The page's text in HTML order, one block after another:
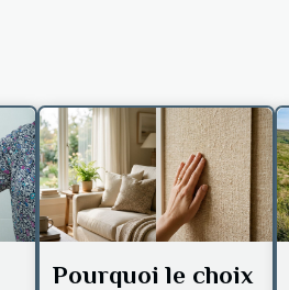
Pourquoi le choix